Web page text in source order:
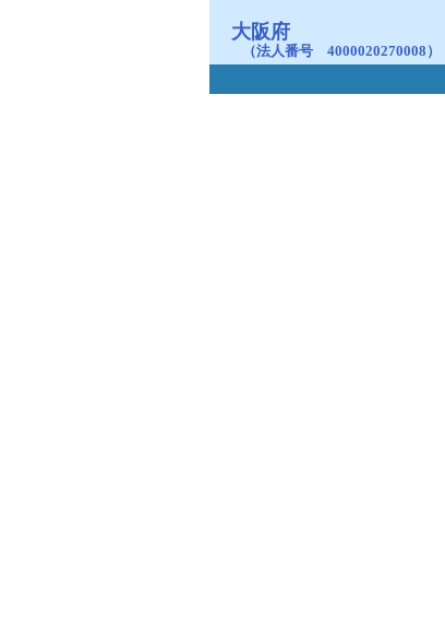
大阪府
（法人番号 4000020270008）